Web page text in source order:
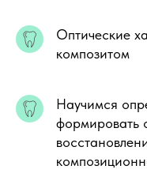
Оптические
композитом
Научимся
формировать